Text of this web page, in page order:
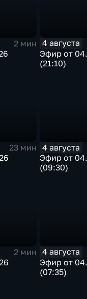
2 мин
4 августа
Эфир от
(21:10)
23 мин
4 августа
Эфир от
(09:30)
2 мин
4 августа
Эфир от
(07:35)